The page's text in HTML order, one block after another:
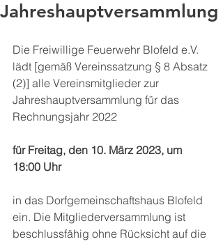
Jahreshauptversammlung
Die Freiwillige Feuerwehr Blofeld e.V.
lädt [gemäß Vereinssatzung § 8 Absatz
(2)] alle Vereinsmitglieder zur
Jahreshauptversammlung für das
Rechnungsjahr 2022
für Freitag, den 10. März 2023, um
18:00 Uhr
in das Dorfgemeinschaftshaus Blofeld
ein. Die Mitgliederversammlung ist
beschlussfähig ohne Rücksicht auf die